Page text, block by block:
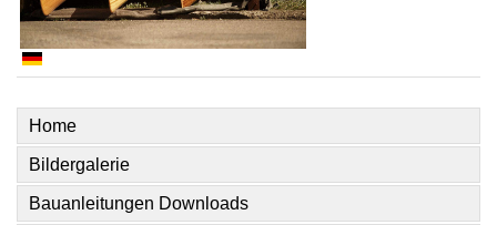
Home
Bildergalerie
Bauanleitungen Downloads